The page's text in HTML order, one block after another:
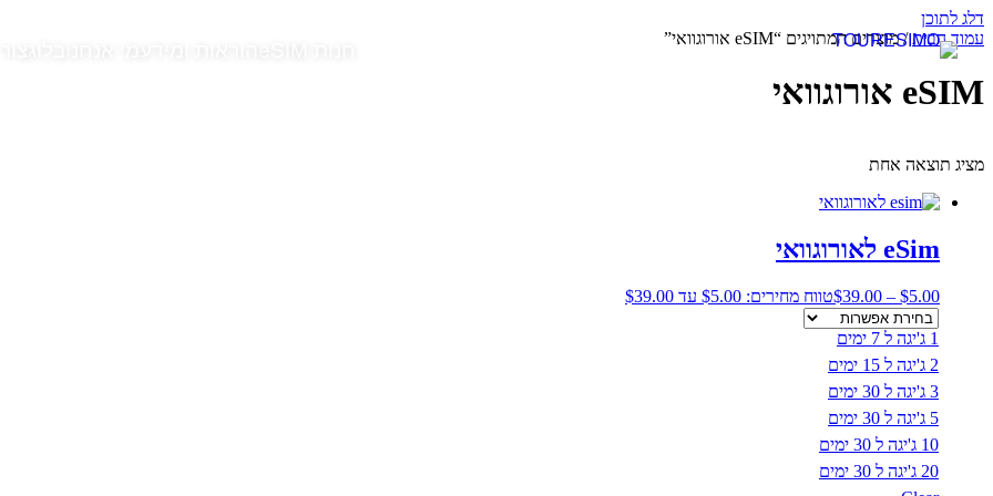
דלג לתוכן
עמוד הבית/ מוצרים המתויגים “eSIM אורוגוואי”
eSIM אורוגוואי
מציג תוצאה אחת
eSim לאורוגוואי
$5.00
–
$39.00 טווח מחירים: ⁦$5.00⁩ עד ⁦$39.00⁩
1 ג'יגה ל 7 ימים
2 ג'יגה ל 15 ימים
3 ג'יגה ל 30 ימים
5 ג'יגה ל 30 ימים
10 ג'יגה ל 30 ימים
20 ג'יגה ל 30 ימים